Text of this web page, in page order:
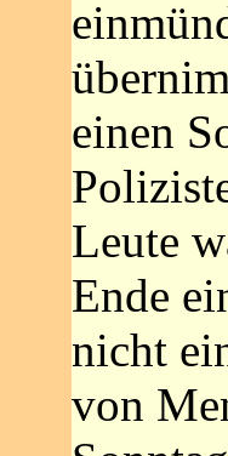
einen
Leute
Ende
nicht
von